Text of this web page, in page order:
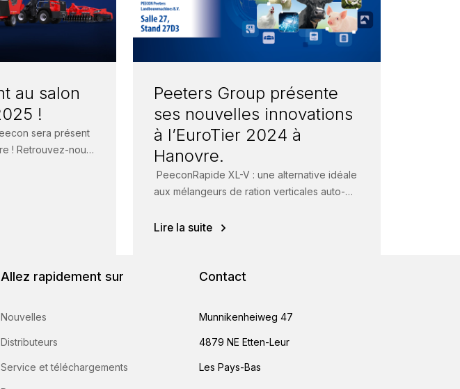
au salon
!
sera présent
! Retrouvez-nous
Peeters Group présente
ses nouvelles innovations
à l’EuroTier 2024 à
Hanovre.
PeeconRapide XL-V : une alternative idéale
aux mélangeurs de ration verticales auto-
système très fiable...
Lire la suite
Allez rapidement sur
Nouvelles
Distributeurs
Service et téléchargements
Contact
Munnikenheiweg 47
4879 NE Etten-Leur
Les Pays-Bas